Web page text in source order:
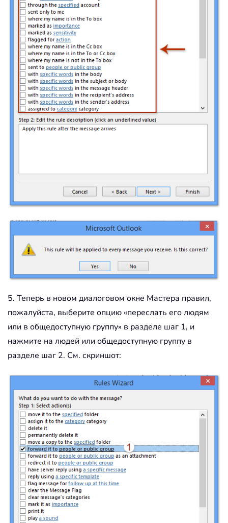
5. Теперь в новом диалоговом окне Мастера правил,
пожалуйста, выберите опцию «переслать его людям
или в общедоступную группу» в разделе шаг 1, и
нажмите на людей или общедоступную группу в
разделе шаг 2. См. скриншот: